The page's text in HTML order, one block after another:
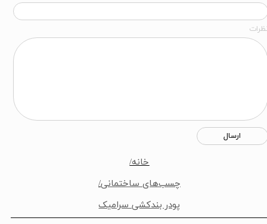
ارسال
خانه/
چسب‌های ساختمانی/
پودر بندکشی سرامیک